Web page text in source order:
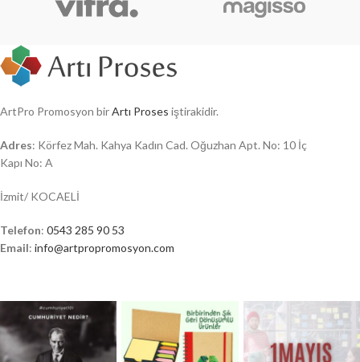
ArtPro Promosyon birArtı Proses iştirakidir.
Adres: Körfez Mah. Kahya Kadın Cad. Oğuzhan Apt. No: 10 İç
Kapı No: A
İzmit/ KOCAELİ
Telefon: 0543 285 90 53
Email: info@artpropromosyon.com